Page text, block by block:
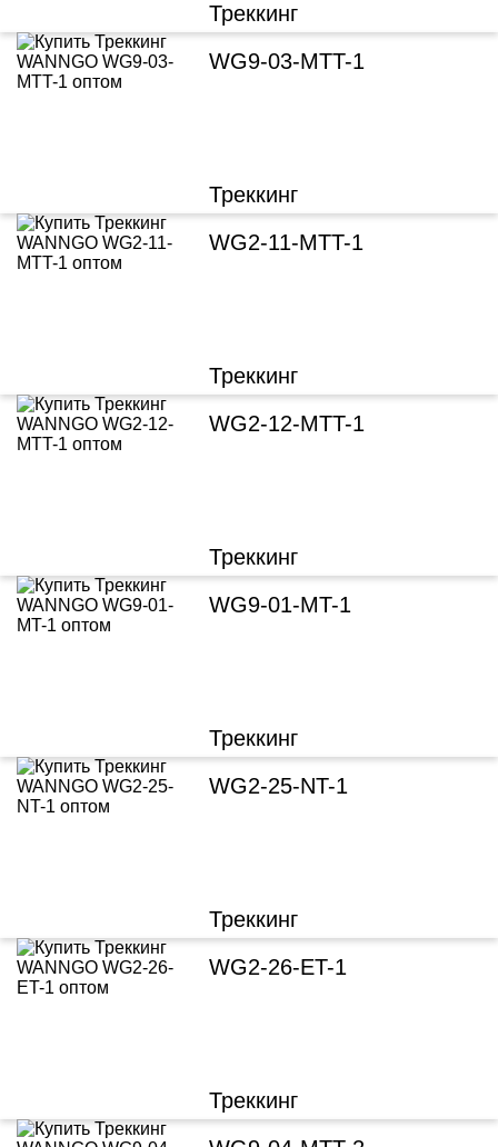
Треккинг
WG9-03-MTT-1
Треккинг
WG2-11-MTT-1
Треккинг
WG2-12-MTT-1
Треккинг
WG9-01-MT-1
Треккинг
WG2-25-NT-1
Треккинг
WG2-26-ET-1
Треккинг